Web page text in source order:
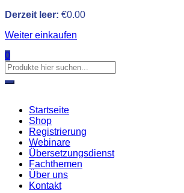
Derzeit leer: €0.00
Weiter einkaufen
0
Startseite
Shop
Registrierung
Webinare
Übersetzungsdienst
Fachthemen
Über uns
Kontakt